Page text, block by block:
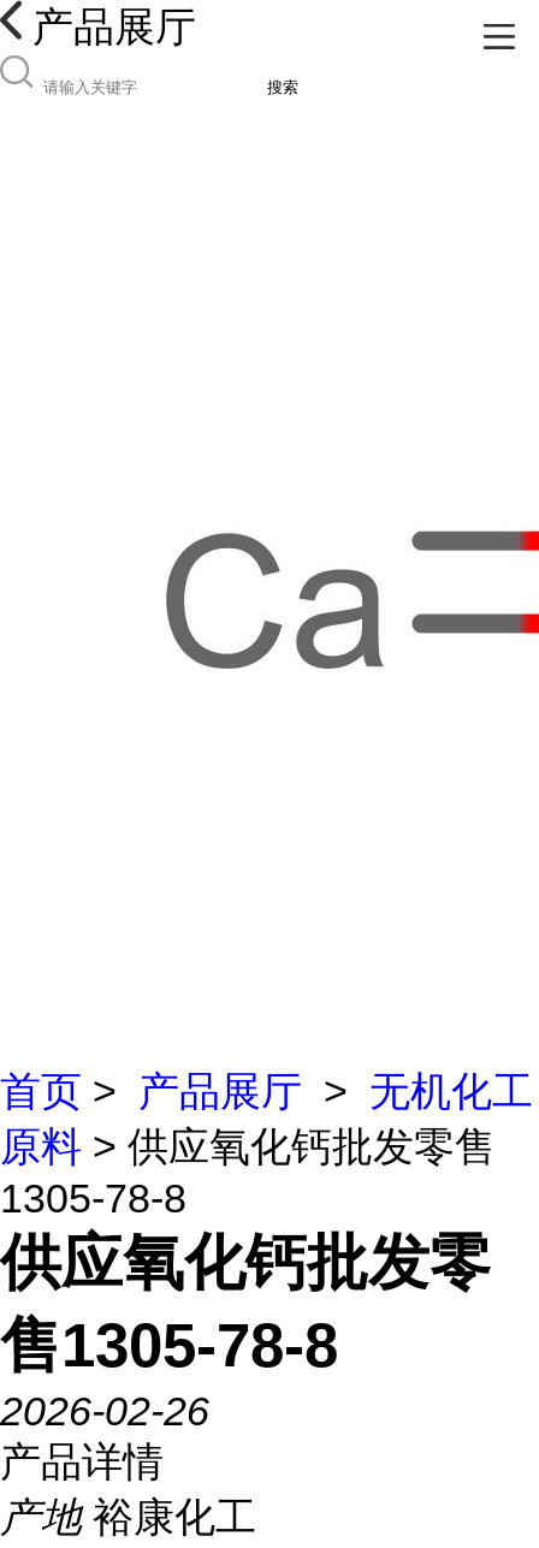
产品展厅
搜索
首页 > 产品展厅 > 无机化工
原料 > 供应氧化钙批发零售
1305-78-8
供应氧化钙批发零
售1305-78-8
2026-02-26
产品详情
产地 裕康化工